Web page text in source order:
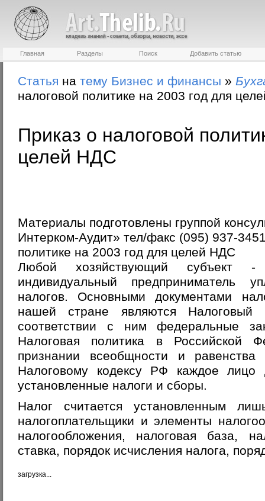
Главная Разделы Поиск Добавить статью
Статья на тему Бизнес и финансы »
налоговой политике на 2003 год для
Приказ о налоговой
целей НДС
Материалы подготовлены группой
Интерком-Аудит» тел/факс (095) 937-
политике на 2003 год для целей НДС
Любой
хозяйствующий субъект
индивидуальный предприниматель
налогов. Основными документами
нашей стране являются
соответствии с ним федеральные
Налоговая политика в Российской
признании всеобщности и равенства
Налоговому кодексу РФ каждое лицо
установленные налоги и сборы.
Налог считается установленным
налогоплательщики и элементы
налогообложения, налоговая база,
ставка, порядок исчисления налога,
загрузка...